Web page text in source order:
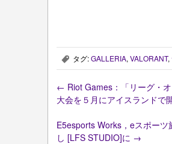
, タグ:GALLERIA, VALORANT,
← Riot Games：「リーグ・
大会を５月にアイスランドで
E5esports Works，eスポー
し [LFS STUDIO]に →